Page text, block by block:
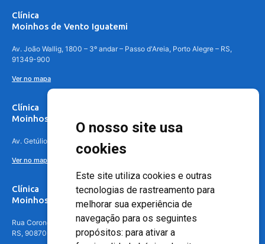
O nosso site usa
cookies
Este site utiliza cookies e outras
tecnologias de rastreamento para
melhorar sua experiência de
navegação para os seguintes
propósitos: para ativar a
Clínica
Moinhos de Vento Iguatemi
Av. João Wallig, 1800 – 3º andar – Passo d'Areia, Porto Alegre – RS,
91349-900
Ver no mapa
Clínica
Moinhos de Vento Canoas
Av. Getúlio Vargas, 4841 – Centro, Canoas – RS, 92010-010
Ver no mapa
Clínica
Moinhos de Vento - Teresópolis
Rua Coronel Aparício Borges, 250 - 3º andar - Teresópolis, Porto Alegre -
RS, 90870-016